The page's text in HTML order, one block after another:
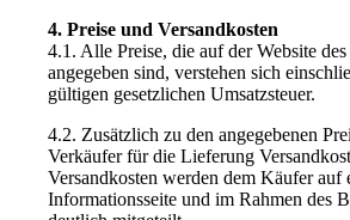
4. Preise und Versandkosten
4.1. Alle Preise, die auf der Website
angegeben sind, verstehen sich
gültigen gesetzlichen Umsatzsteuer.
4.2. Zusätzlich zu den angegebenen
Verkäufer für die Lieferung
Versandkosten werden dem Käufer auf
Informationsseite und im Rahmen des